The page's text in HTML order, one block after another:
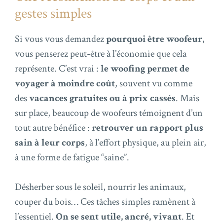
gestes simples
Si vous vous demandezpourquoi être woofeur,
vous penserez peut-être à l’économie que cela
représente. C’est vrai :le woofing permet de
voyager à moindre coût, souvent vu comme
desvacances gratuites ou à prix cassés. Mais
sur place, beaucoup de woofeurs témoignent d’un
tout autre bénéfice :retrouver un rapport plus
sain à leur corps, à l’effort physique, au plein air,
à une forme de fatigue “saine”.
Désherber sous le soleil, nourrir les animaux,
couper du bois… Ces tâches simples ramènent à
l’essentiel.On se sent utile, ancré, vivant. Et